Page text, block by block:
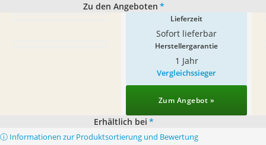
Zu den Angeboten *
Lieferzeit
Sofort lieferbar
Herstellergarantie
1 Jahr
Vergleichssieger
Zum Angebot »
Erhältlich bei *
ⓘ Informationen zur Produktsortierung und Bewertung